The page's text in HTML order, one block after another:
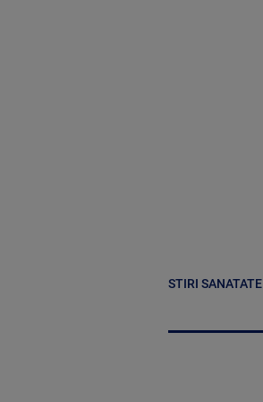
STIRI SANATATE